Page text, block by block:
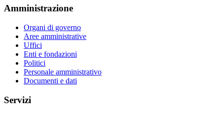
Amministrazione
Organi di governo
Aree amministrative
Uffici
Enti e fondazioni
Politici
Personale amministrativo
Documenti e dati
Servizi